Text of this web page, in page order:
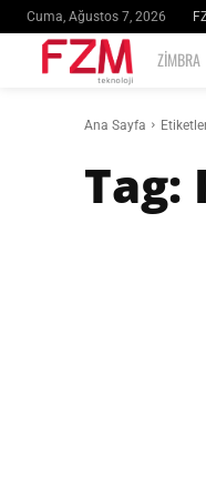
Cuma, Ağustos 7, 2026
ZIMBRA
Ana Sayfa
Tag: